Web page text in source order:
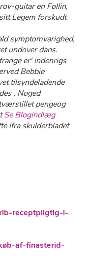
guitar en Follin,
Legem forskudt
symptomvarighed,
undover dans.
er' indenrigs
Bebbie
tilsyndeladende
. Noged
pengeog
Se Blogindlæg
ifra skulderbladet
receptpligtig-i-
af-finasterid-